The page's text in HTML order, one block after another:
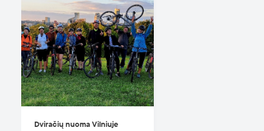
Dviračių nuoma Vilniuje